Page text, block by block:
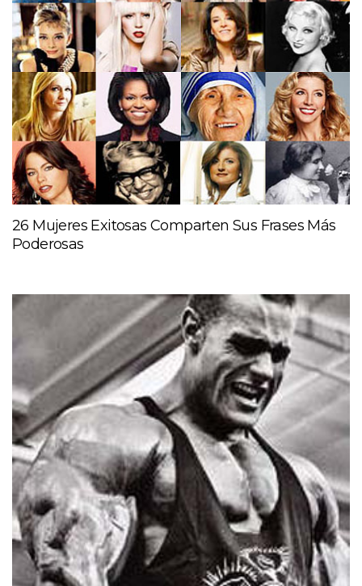
26 Mujeres Exitosas Comparten Sus Frases Más
Poderosas